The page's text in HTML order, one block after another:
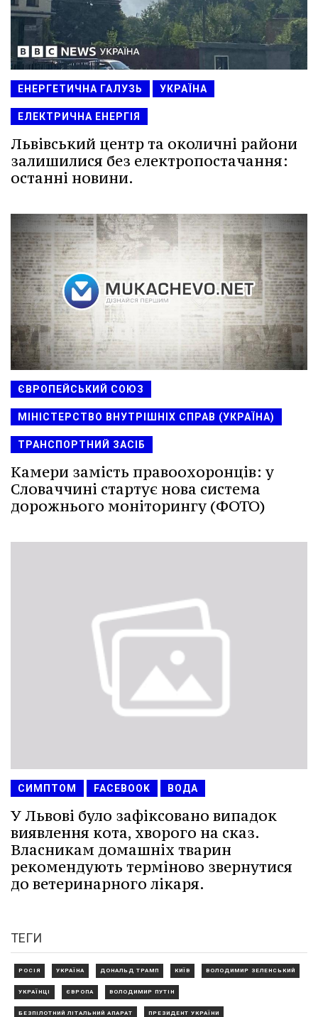
ЕНЕРГЕТИЧНА ГАЛУЗЬ УКРАЇНА
ЕЛЕКТРИЧНА ЕНЕРГІЯ
Львівський центр та околичні райони
залишилися без електропостачання:
останні новини.
ЄВРОПЕЙСЬКИЙ СОЮЗ
МІНІСТЕРСТВО ВНУТРІШНІХ СПРАВ (УКРАЇНА)
ТРАНСПОРТНИЙ ЗАСІБ
Камери замість правоохоронців: у
Словаччині стартує нова система
дорожнього моніторингу (ФОТО)
СИМПТОМ FACEBOOK ВОДА
У Львові було зафіксовано випадок
виявлення кота, хворого на сказ.
Власникам домашніх тварин
рекомендують терміново звернутися
до ветеринарного лікаря.
ТЕГИ
РОСІЯ УКРАЇНА ДОНАЛЬД ТРАМП КИЇВ ВОЛОДИМИР ЗЕЛЕНСЬКИЙ
УКРАЇНЦІ ЄВРОПА ВОЛОДИМИР ПУТІН
БЕЗПІЛОТНИЙ ЛІТАЛЬНИЙ АПАРАТ ПРЕЗИДЕНТ УКРАЇНИ